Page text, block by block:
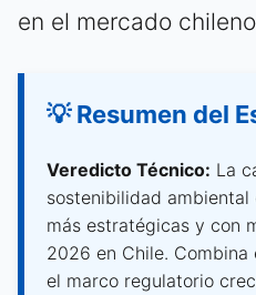
en el mercado
💡 Resumen del
Veredicto Técnico: La
sostenibilidad ambiental
más estratégicas y con
2026 en Chile.
el marco regulatorio